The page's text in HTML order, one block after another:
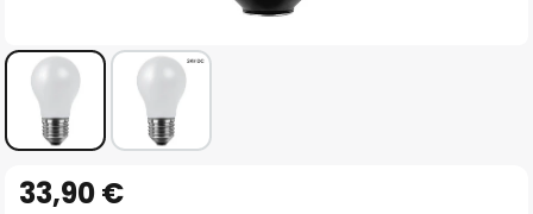
Anfang
33,90 €